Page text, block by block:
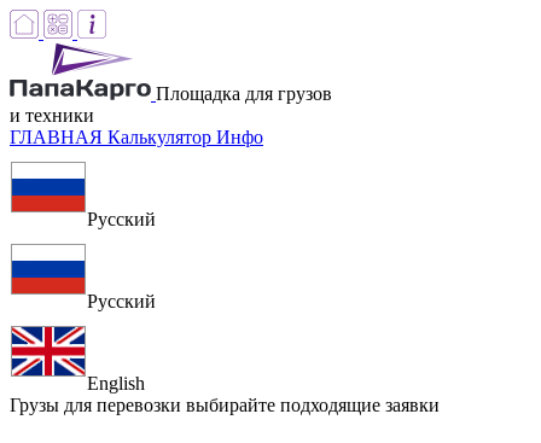
Площадка для грузов
и техники
ГЛАВНАЯ Калькулятор Инфо
Русский
Русский
English
Грузы для перевозки выбирайте подходящие заявки